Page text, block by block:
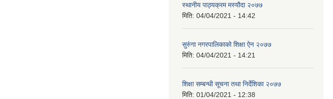
स्थानीय पाठ्यक्रम मस्यौदा २०७७
मिति: 04/04/2021 - 14:42
सुरुंगा नगरपालिकाको शिक्षा ऐन २०७७
मिति: 04/04/2021 - 14:21
शिक्षा सम्बन्धी सूचना तथा निर्देशिका २०७७
मिति: 01/04/2021 - 12:38